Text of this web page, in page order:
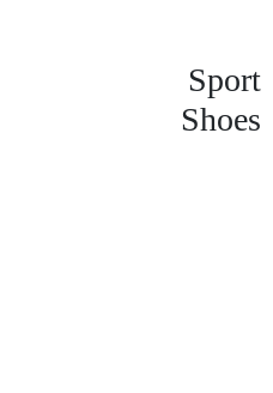
Sport
Shoes